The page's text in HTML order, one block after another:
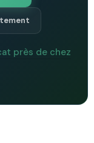
près de chez